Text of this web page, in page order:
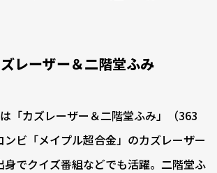
レーザー＆二階堂ふみ
「カズレーザー＆二階堂ふみ」（363
ビ「メイプル超合金」のカズレーザー
身でクイズ番組などでも活躍。二階堂ふ